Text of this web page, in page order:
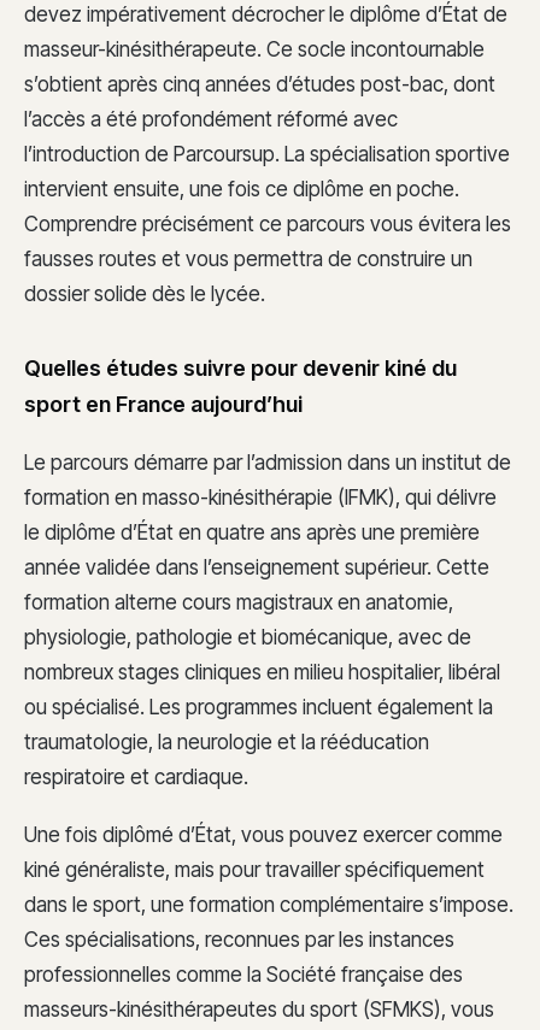
devez impérativement décrocher le diplôme d’État de
masseur-kinésithérapeute. Ce socle incontournable
s’obtient après cinq années d’études post-bac, dont
l’accès a été profondément réformé avec
l’introduction de Parcoursup. La spécialisation sportive
intervient ensuite, une fois ce diplôme en poche.
Comprendre précisément ce parcours vous évitera les
fausses routes et vous permettra de construire un
dossier solide dès le lycée.
Quelles études suivre pour devenir kiné du
sport en France aujourd’hui
Le parcours démarre par l’admission dans un institut de
formation en masso-kinésithérapie (IFMK), qui délivre
le diplôme d’État en quatre ans après une première
année validée dans l’enseignement supérieur. Cette
formation alterne cours magistraux en anatomie,
physiologie, pathologie et biomécanique, avec de
nombreux stages cliniques en milieu hospitalier, libéral
ou spécialisé. Les programmes incluent également la
traumatologie, la neurologie et la rééducation
respiratoire et cardiaque.
Une fois diplômé d’État, vous pouvez exercer comme
kiné généraliste, mais pour travailler spécifiquement
dans le sport, une formation complémentaire s’impose.
Ces spécialisations, reconnues par les instances
professionnelles comme la Société française des
masseurs-kinésithérapeutes du sport (SFMKS), vous